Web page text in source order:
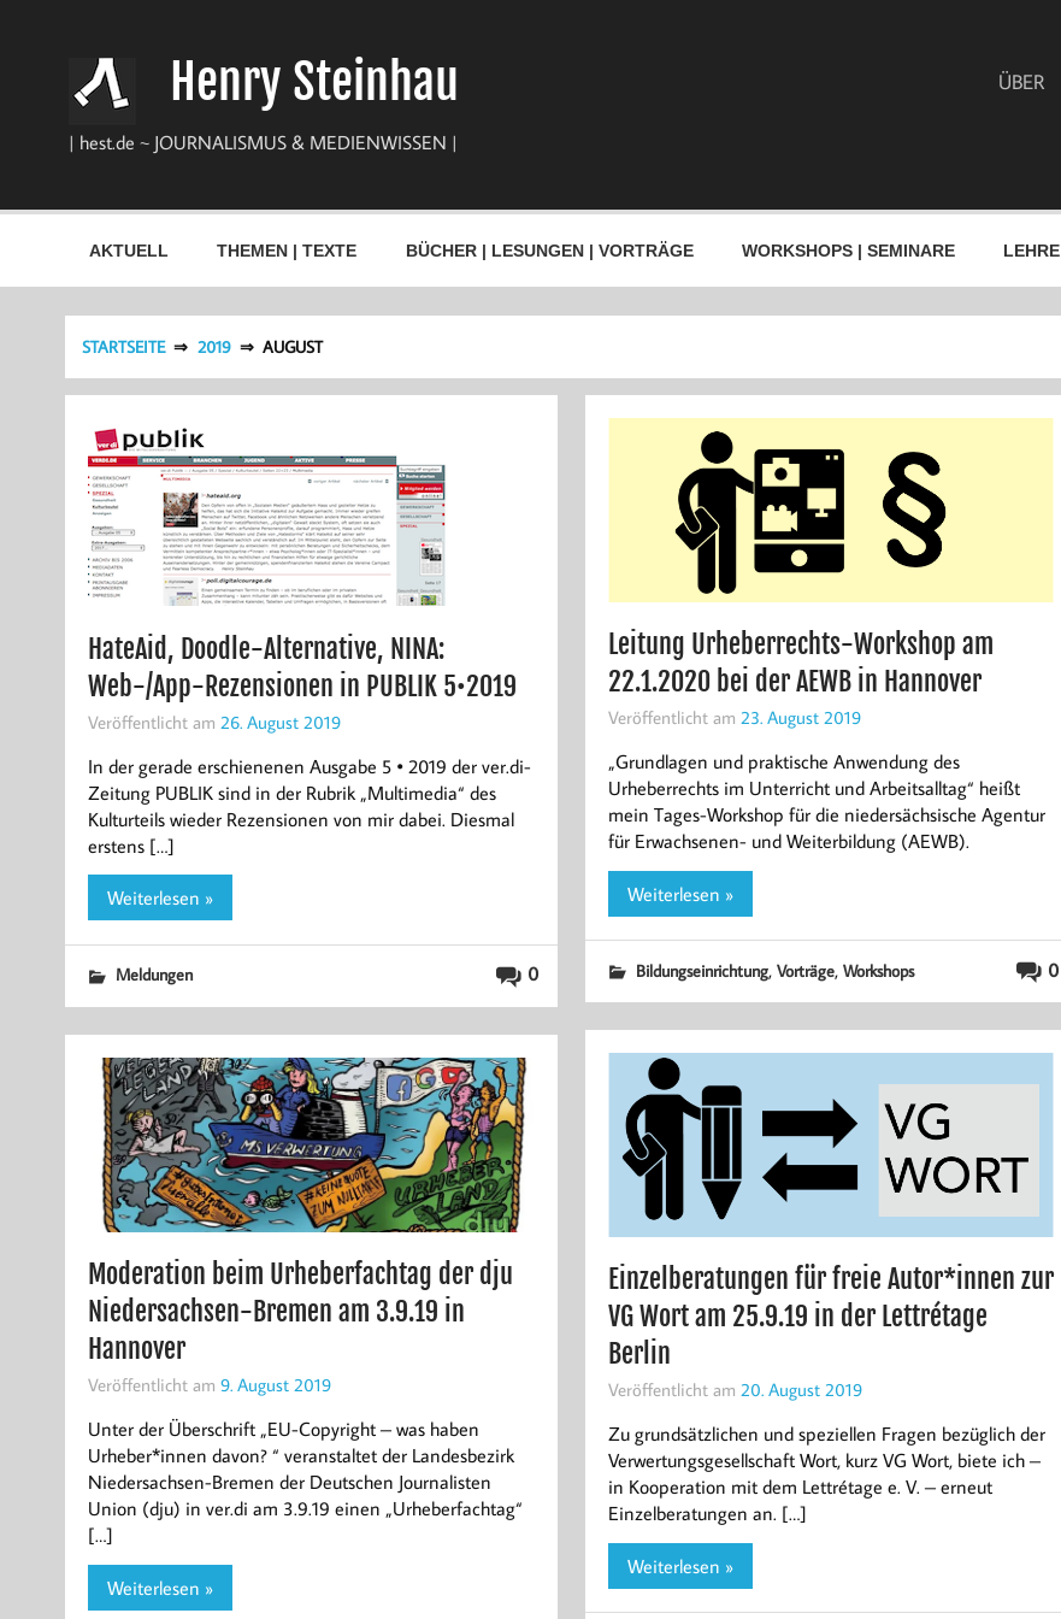
Henry Steinhau
| hest.de ~ JOURNALISMUS & MEDIENWISSEN |
ÜBER
AKTUELL THEMEN | TEXTE BÜCHER | LESUNGEN | VORTRÄGE WORKSHOPS | SEMINARE LEHRE
STARTSEITE 2019 AUGUST
HateAid, Doodle-Alternative, NINA:
Web-/App-Rezensionen in PUBLIK 5•2019
Veröffentlicht am 26. August 2019
In der gerade erschienenen Ausgabe 5 • 2019 der ver.di-
Zeitung PUBLIK sind in der Rubrik „Multimedia“ des
Kulturteils wieder Rezensionen von mir dabei. Diesmal
erstens […]
Weiterlesen »
0
Meldungen
Leitung Urheberrechts-Workshop am
22.1.2020 bei der AEWB in Hannover
Veröffentlicht am 23. August 2019
„Grundlagen und praktische Anwendung des
Urheberrechts im Unterricht und Arbeitsalltag“ heißt
mein Tages-Workshop für die niedersächsische Agentur
für Erwachsenen- und Weiterbildung (AEWB).
Weiterlesen »
0
Bildungseinrichtung, Vorträge, Workshops
Einzelberatungen für freie Autor*innen zur
VG Wort am 25.9.19 in der Lettrétage
Berlin
Veröffentlicht am 20. August 2019
Zu grundsätzlichen und speziellen Fragen bezüglich der
Verwertungsgesellschaft Wort, kurz VG Wort, biete ich –
in Kooperation mit dem Lettrétage e. V. – erneut
Einzelberatungen an. […]
Weiterlesen »
Moderation beim Urheberfachtag der dju
Niedersachsen-Bremen am 3.9.19 in
Hannover
Veröffentlicht am 9. August 2019
Unter der Überschrift „EU-Copyright – was haben
Urheber*innen davon? “ veranstaltet der Landesbezirk
Niedersachsen-Bremen der Deutschen Journalisten
Union (dju) in ver.di am 3.9.19 einen „Urheberfachtag“
[…]
Weiterlesen »